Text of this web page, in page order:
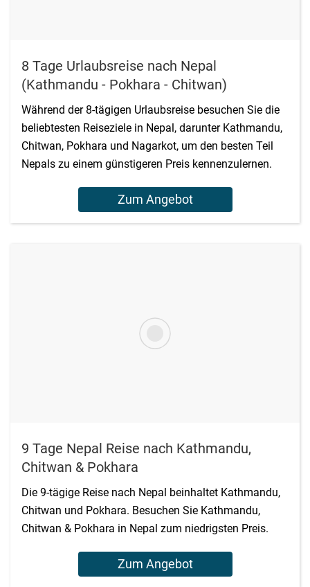
8 Tage Urlaubsreise nach Nepal
(Kathmandu - Pokhara - Chitwan)
Während der 8-tägigen Urlaubsreise besuchen Sie die
beliebtesten Reiseziele in Nepal, darunter Kathmandu,
Chitwan, Pokhara und Nagarkot, um den besten Teil
Nepals zu einem günstigeren Preis kennenzulernen.
Zum Angebot
9 Tage Nepal Reise nach Kathmandu,
Chitwan & Pokhara
Die 9-tägige Reise nach Nepal beinhaltet Kathmandu,
Chitwan und Pokhara. Besuchen Sie Kathmandu,
Chitwan & Pokhara in Nepal zum niedrigsten Preis.
Zum Angebot